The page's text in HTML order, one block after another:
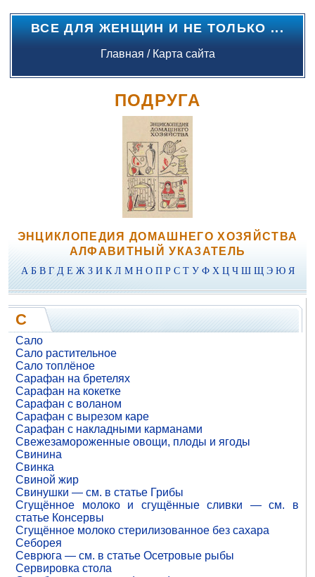
ВСЕ ДЛЯ ЖЕНЩИН И НЕ ТОЛЬКО ...
Главная / Карта сайта
ПОДРУГА
ЭНЦИКЛОПЕДИЯ ДОМАШНЕГО ХОЗЯЙСТВА
АЛФАВИТНЫЙ УКАЗАТЕЛЬ
А Б В Г Д Е Ж З И К Л М Н О П Р С Т У Ф Х Ц Ч Ш Щ Э Ю Я
С
Сало
Сало растительное
Сало топлёное
Сарафан на бретелях
Сарафан на кокетке
Сарафан с воланом
Сарафан с вырезом каре
Сарафан с накладными карманами
Свежезамороженные овощи, плоды и ягоды
Свинина
Свинка
Свиной жир
Свинушки — см. в статье Грибы
Сгущённое молоко и сгущённые сливки — см. в
статье Консервы
Сгущённое молоко стерилизованное без сахара
Себорея
Севрюга — см. в статье Осетровые рыбы
Сервировка стола